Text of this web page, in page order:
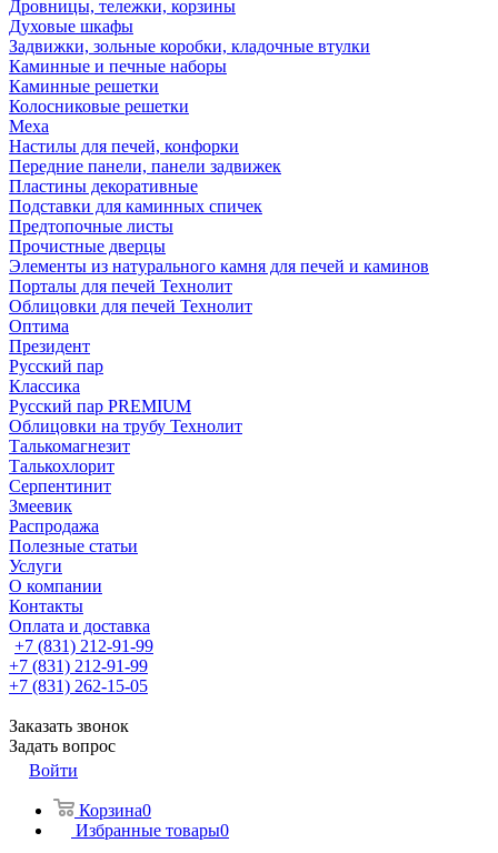
Дровницы, тележки, корзины
Духовые шкафы
Задвижки, зольные коробки, кладочные втулки
Каминные и печные наборы
Каминные решетки
Колосниковые решетки
Меха
Настилы для печей, конфорки
Передние панели, панели задвижек
Пластины декоративные
Подставки для каминных спичек
Предтопочные листы
Прочистные дверцы
Элементы из натурального камня для печей и каминов
Порталы для печей Технолит
Облицовки для печей Технолит
Оптима
Президент
Русский пар
Классика
Русский пар PREMIUM
Облицовки на трубу Технолит
Талькомагнезит
Талькохлорит
Серпентинит
Змеевик
Распродажа
Полезные статьи
Услуги
О компании
Контакты
Оплата и доставка
+7 (831) 212-91-99
+7 (831) 212-91-99
+7 (831) 262-15-05
Заказать звонок
Задать вопрос
Войти
Корзина0
Избранные товары0